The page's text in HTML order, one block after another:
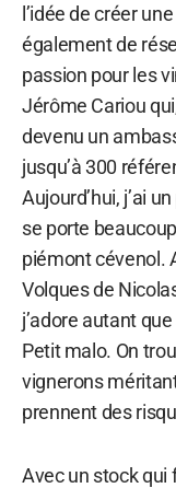
l’idée de créer
également de
passion pour les
Jérôme Cariou
devenu un
jusqu’à 300
Aujourd’hui, j’ai
se porte
piémont cévenol.
Volques de
j’adore autant
Petit malo. On
vignerons
prennent des
Avec un stock qui